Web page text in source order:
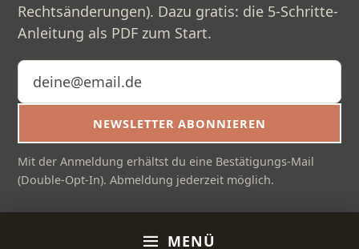
MENÜ
Rechtsänderungen). Dazu gratis: die 5-Schritte-
Anleitung als PDF zum Start.
E-Mail-Adresse
NEWSLETTER ABONNIEREN
Mit der Anmeldung erhältst du eine Bestätigungs-Mail
(Double-Opt-In). Abmeldung jederzeit möglich.